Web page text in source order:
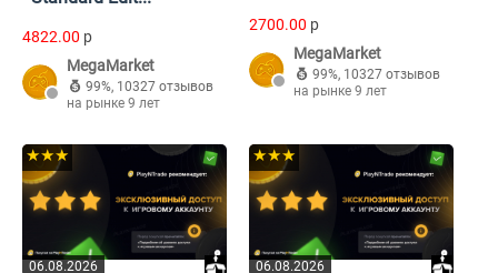
4822.00 p
MegaMarket
99%, 10327 отзывов
на рынке 9 лет
2700.00 p
MegaMarket
99%, 10327 отзывов
на рынке 9 лет
06.08.2026
★★★
06.08.2026
★★★